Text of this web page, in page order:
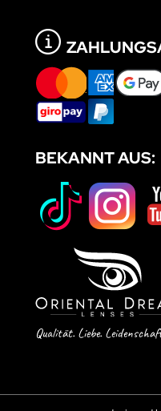
BEKANNT AUS:
Qualität. Liebe.